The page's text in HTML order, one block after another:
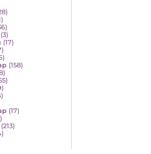
(3)
(17)
(158)
(17)
(213)